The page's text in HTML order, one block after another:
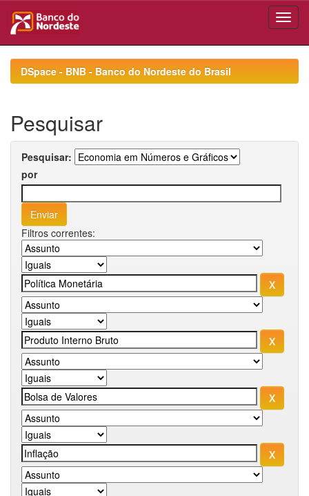
navigationDSpace - BNB - Banco do Nordeste do Brasil
Pesquisar
Pesquisar:
por
Filtros correntes: